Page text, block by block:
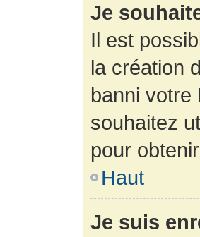
Je
Il est
la création
banni votre
souhaitez
pour
Haut
Je suis